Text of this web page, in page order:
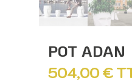
POT ADAN
504,00€